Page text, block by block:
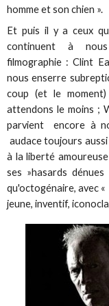
homme et son chien ».
Et puis il y a ceux
continuent à
filmographie : Clint
nous enserre
coup (et le
attendons le moins ;
parvient encore à
audace toujours
à la liberté
ses »hasards
qu'octogénaire, avec «
jeune, inventif,